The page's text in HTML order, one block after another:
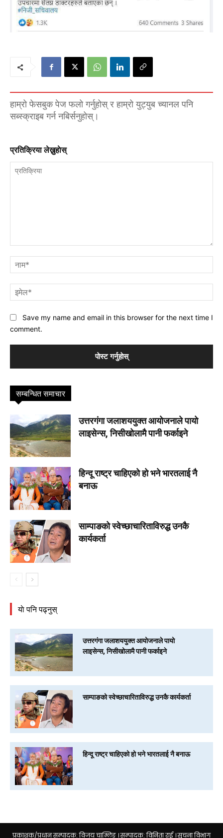
हाम्रो फेसबुक पेज फलो गर्नुहोस् र हाम्रो युट्युब च्यानल पनि
सब्स्क्राइब गर्न नबिर्सनुहोस्।
प्रतिक्रिया लेख्नुहाेस्
Save my name and email in this browser for the next time I
comment.
सम्बन्धित समाचार
उत्तरगंगा जलाशययुक्त आयोजनाले पायो
लाइसेन्स, निसीखोलामै पानी फर्काइने
हिन्दू राष्ट्र चाहिएको हो भने भारतलाई नै
बनाऊ
साम्पाङको स्वेच्छाचारिताविरुद्ध उनकै
कार्यकर्ता
याे पनि पढ्नुस्
उत्तरगंगा जलाशययुक्त आयोजनाले पायो
लाइसेन्स, निसीखोलामै पानी फर्काइने
साम्पाङको स्वेच्छाचारिताविरुद्ध उनकै कार्यकर्ता
हिन्दू राष्ट्र चाहिएको हो भने भारतलाई नै बनाऊ
प्रकाशक/प्रधान सम्पादक: विजय चाम्लिङ । सम्पादक: विनिता राई । सूचना विभाग